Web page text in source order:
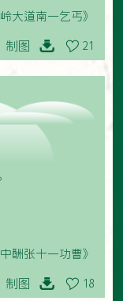
大道南一乞丐》
制图 21
酬张十一功曹》
制图 18